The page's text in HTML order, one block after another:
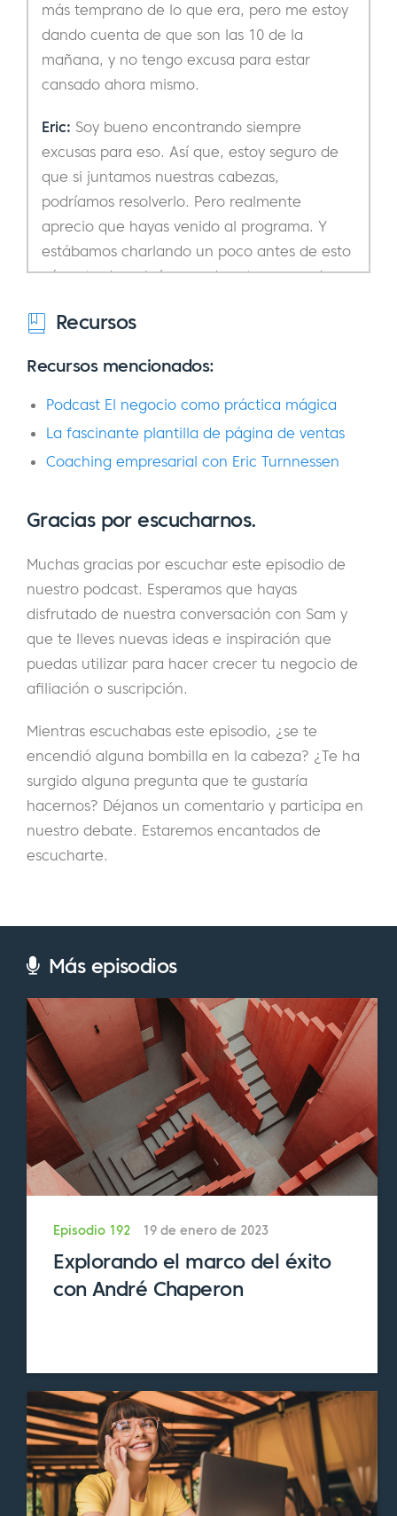
más temprano de lo que era, pero me estoy
dando cuenta de que son las 10 de la
mañana, y no tengo excusa para estar
cansado ahora mismo.
Eric: Soy bueno encontrando siempre
excusas para eso. Así que, estoy seguro de
que si juntamos nuestras cabezas,
podríamos resolverlo. Pero realmente
aprecio que hayas venido al programa. Y
estábamos charlando un poco antes de esto
cómo te descubrí y una de estas cosas de
recomienda como un podcast. Y te vi, y yo
entrevistar a esta persona en mi episodio.
Sólo el título de su episodio podcast parecía
muy intrigante para mí. Así que, antes de
interesantes, ¿puedes contarnos un poco
una visión de alto nivel de quién eres y qué
Sam:Sí, así que dirijo una agencia de
marketing digital, trabajando
específicamente con los empresarios
espirituales, por lo general los autores o
creadores de cursos y para obtener su gran
consultoría. Entré en este campo hace poco
más de una década. Había una marca de la
que estaba enamorada y realmente quería
trabajar con ellos. Tenían un puesto de
administrativo de marketing a tiempo
parcial. Lo solicité y, con el tiempo, tras años
Me encanta el término emprendedor
espiritual. Y la razón por la que me gusta es
porque cuando lo dices, es una de esas
cosas en las que simplemente lo lanzas por
ahí, oh, un emprendedor espiritual. Pero la
vibración de cuando lo dices muestra que
hay mucho empaquetado en esas dos cosas
para ti. Entonces, me pregunto desde tu
perspectiva, cuando dices eso, ¿qué es un
Cuando lo utilizo, suelo pensar en
personas que utilizan la espiritualidad en su
trabajo e intentan no mejorar, sino cambiar
también puede ser un emprendedor
espiritual si resulta que es un emprendedor
espiritual. Pero en este caso, estoy hablando
de personas cuyos negocios tienen un hilo
de espiritualidad.
Recursos
Recursos mencionados:
Podcast El negocio como práctica mágica
La fascinante plantilla de página de ventas
Coaching empresarial con Eric Turnnessen
Gracias por escucharnos.
Muchas gracias por escuchar este episodio de
nuestro podcast. Esperamos que hayas
disfrutado de nuestra conversación con Sam y
que te lleves nuevas ideas e inspiración que
puedas utilizar para hacer crecer tu negocio de
afiliación o suscripción.
Mientras escuchabas este episodio, ¿se te
encendió alguna bombilla en la cabeza? ¿Te ha
surgido alguna pregunta que te gustaría
hacernos? Déjanos un comentario y participa en
nuestro debate. Estaremos encantados de
escucharte.
Más episodios
Episodio 192 19 de enero de 2023
Explorando el marco del éxito
con André Chaperon